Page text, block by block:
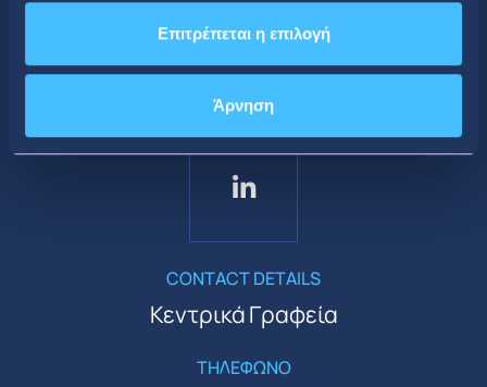
Επιτρέπεται η επιλογή
Άρνηση
Κοινωνική Δικτύωση
CONTACT DETAILS
Κεντρικά Γραφεία
ΤΗΛΕΦΩΝΟ